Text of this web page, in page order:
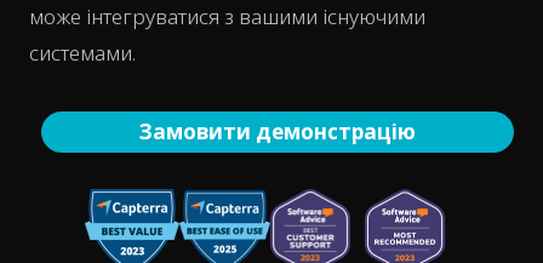
може інтегруватися з вашими існуючими
системами.
Замовити демонстрацію